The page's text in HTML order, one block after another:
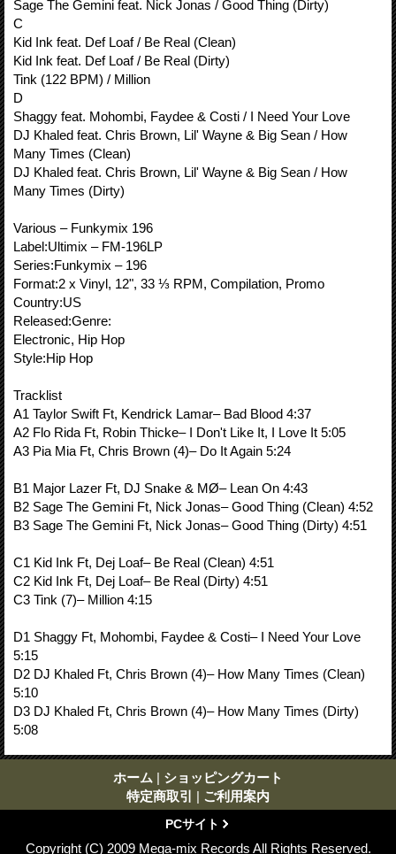
Sage The Gemini feat. Nick Jonas / Good Thing (Dirty)
C
Kid Ink feat. Def Loaf / Be Real (Clean)
Kid Ink feat. Def Loaf / Be Real (Dirty)
Tink (122 BPM) / Million
D
Shaggy feat. Mohombi, Faydee & Costi / I Need Your Love
DJ Khaled feat. Chris Brown, Lil' Wayne & Big Sean / How
Many Times (Clean)
DJ Khaled feat. Chris Brown, Lil' Wayne & Big Sean / How
Many Times (Dirty)
Various – Funkymix 196
Label:Ultimix – FM-196LP
Series:Funkymix – 196
Format:2 x Vinyl, 12", 33 ⅓ RPM, Compilation, Promo
Country:US
Released:Genre:
Electronic, Hip Hop
Style:Hip Hop
Tracklist
A1 Taylor Swift Ft, Kendrick Lamar– Bad Blood 4:37
A2 Flo Rida Ft, Robin Thicke– I Don't Like It, I Love It 5:05
A3 Pia Mia Ft, Chris Brown (4)– Do It Again 5:24
B1 Major Lazer Ft, DJ Snake & MØ– Lean On 4:43
B2 Sage The Gemini Ft, Nick Jonas– Good Thing (Clean) 4:52
B3 Sage The Gemini Ft, Nick Jonas– Good Thing (Dirty) 4:51
C1 Kid Ink Ft, Dej Loaf– Be Real (Clean) 4:51
C2 Kid Ink Ft, Dej Loaf– Be Real (Dirty) 4:51
C3 Tink (7)– Million 4:15
D1 Shaggy Ft, Mohombi, Faydee & Costi– I Need Your Love
5:15
D2 DJ Khaled Ft, Chris Brown (4)– How Many Times (Clean)
5:10
D3 DJ Khaled Ft, Chris Brown (4)– How Many Times (Dirty)
5:08
ホーム | ショッピングカート
特定商取引
| ご利用案内
PCサイト
Copyright (C) 2009 Mega-mix Records All Rights Reserved.